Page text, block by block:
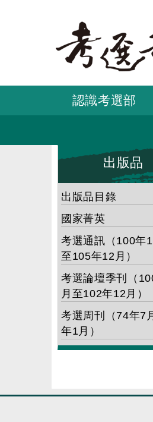
要
容
認識考選部
出版品
出版品目錄
國家菁英
考選通訊（100年
至105年12月）
考選論壇季刊（
月至102年12月）
考選周刊（74年7
年1月）